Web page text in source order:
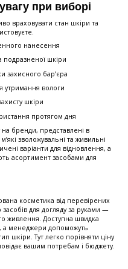
при виборі
враховувати стан шкіри та
нанесення
подразненої шкіри
захисного бар’єра
утримання вологи
шкіри
протягом дня
на бренди, представлені в
зволожувальні та живильні
варіанти для відновлення, а
асортимент засобами для
косметика від перевірених
для догляду за руками —
живлення. Доступна швидка
а менеджери допоможуть
шкіри. Тут легко порівняти ціну
вашим потребам і бюджету.